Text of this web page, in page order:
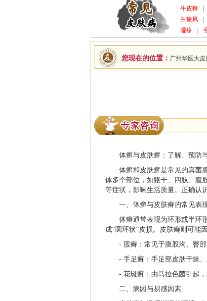
牛皮癣
白癜风
湿疹
您现在的位置： 广州华医大
体癣与皮肤癣：了解、预防
体癣和皮肤癣是常见的真菌
体多个部位，如躯干、四肢、腹
等症状，影响生活质量。正确认
一、体癣与皮肤癣的常见表
体癣通常表现为环形或半环
成“圆环状”皮损。皮肤癣则可能
- 股癣：常见于腹股沟、臀
- 手足癣：手足部皮肤干燥
- 花斑癣：由马拉色菌引起
二、病因与易感因素